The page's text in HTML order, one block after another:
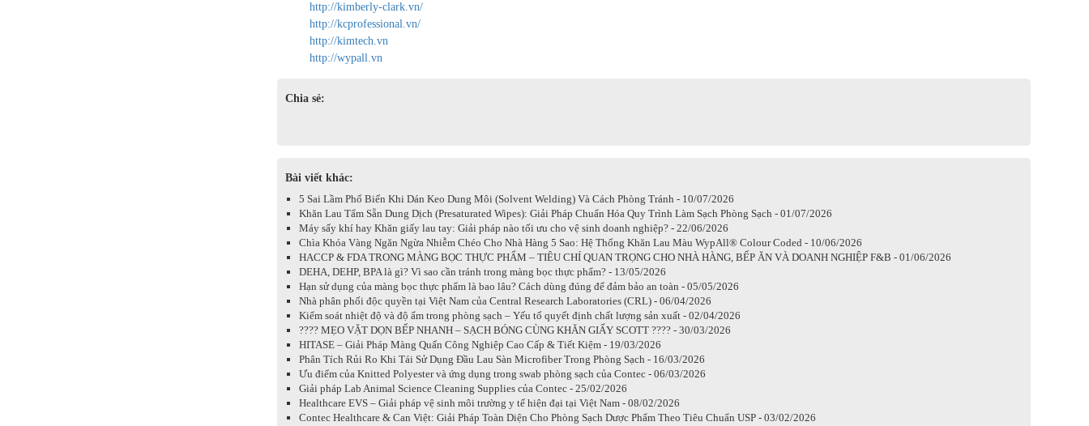
http://kimberly-clark.vn/
http://kcprofessional.vn/
http://kimtech.vn
http://wypall.vn
Chia sẻ:
Bài viết khác:
5 Sai Lầm Phổ Biến Khi Dán Keo Dung Môi (Solvent Welding) Và Cách Phòng Tránh - 10/07/2026
Khăn Lau Tẩm Sẵn Dung Dịch (Presaturated Wipes): Giải Pháp Chuẩn Hóa Quy Trình Làm Sạch Phòng Sạch - 01/07/2026
Máy sấy khí hay Khăn giấy lau tay: Giải pháp nào tối ưu cho vệ sinh doanh nghiệp? - 22/06/2026
Chìa Khóa Vàng Ngăn Ngừa Nhiễm Chéo Cho Nhà Hàng 5 Sao: Hệ Thống Khăn Lau Màu WypAll® Colour Coded - 10/06/2026
HACCP & FDA TRONG MÀNG BỌC THỰC PHẨM – TIÊU CHÍ QUAN TRỌNG CHO NHÀ HÀNG, BẾP ĂN VÀ DOANH NGHIỆP F&B - 01/06/2026
DEHA, DEHP, BPA là gì? Vì sao cần tránh trong màng bọc thực phẩm? - 13/05/2026
Hạn sử dụng của màng bọc thực phẩm là bao lâu? Cách dùng đúng để đảm bảo an toàn - 05/05/2026
Nhà phân phối độc quyền tại Việt Nam của Central Research Laboratories (CRL) - 06/04/2026
Kiểm soát nhiệt độ và độ ẩm trong phòng sạch – Yếu tố quyết định chất lượng sản xuất - 02/04/2026
???? MẸO VẶT DỌN BẾP NHANH – SẠCH BÓNG CÙNG KHĂN GIẤY SCOTT ???? - 30/03/2026
HITASE – Giải Pháp Màng Quấn Công Nghiệp Cao Cấp & Tiết Kiệm - 19/03/2026
Phân Tích Rủi Ro Khi Tái Sử Dụng Đầu Lau Sàn Microfiber Trong Phòng Sạch - 16/03/2026
Ưu điểm của Knitted Polyester và ứng dụng trong swab phòng sạch của Contec - 06/03/2026
Giải pháp Lab Animal Science Cleaning Supplies của Contec - 25/02/2026
Healthcare EVS – Giải pháp vệ sinh môi trường y tế hiện đại tại Việt Nam - 08/02/2026
Contec Healthcare & Can Việt: Giải Pháp Toàn Diện Cho Phòng Sạch Dược Phẩm Theo Tiêu Chuẩn USP - 03/02/2026